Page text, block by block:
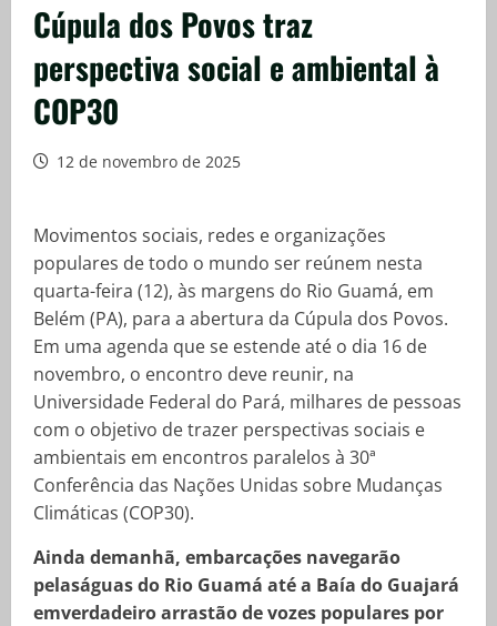
Cúpula dos Povos traz
perspectiva social e ambiental à
COP30
12 de novembro de 2025
Movimentos sociais, redes e organizações
populares de todo o mundo ser reúnem nesta
quarta-feira (12), às margens do Rio Guamá, em
Belém (PA), para a abertura da Cúpula dos Povos.
Em uma agenda que se estende até o dia 16 de
novembro, o encontro deve reunir, na
Universidade Federal do Pará, milhares de pessoas
com o objetivo de trazer perspectivas sociais e
ambientais em encontros paralelos à 30ª
Conferência das Nações Unidas sobre Mudanças
Climáticas (COP30).
Ainda demanhã, embarcações navegarão
pelaságuas do Rio Guamá até a Baía do Guajará
emverdadeiro arrastão de vozes populares por